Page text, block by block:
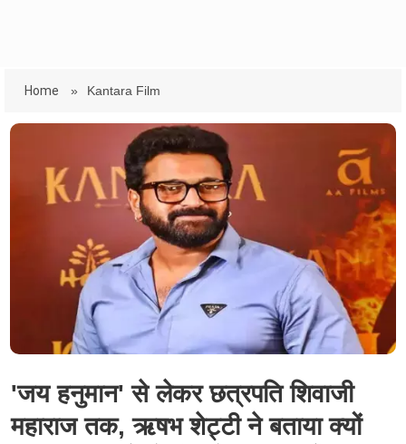
Home » Kantara Film
'जय हनुमान' से लेकर छत्रपति शिवाजी
महाराज तक, ऋषभ शेट्टी ने बताया क्यों